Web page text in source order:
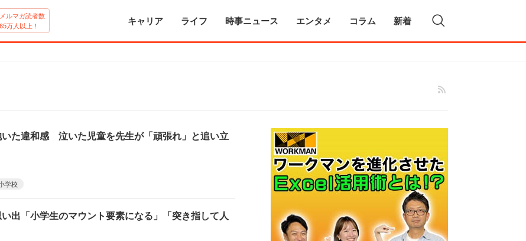
メルマガ読者数
65万人以上！
キャリア ライフ 時事ニュース エンタメ コラム 新着
た違和感 泣いた児童を先生が「頑張れ」と追い立
学校
出「小学生のマウント要素になる」「突き指して人